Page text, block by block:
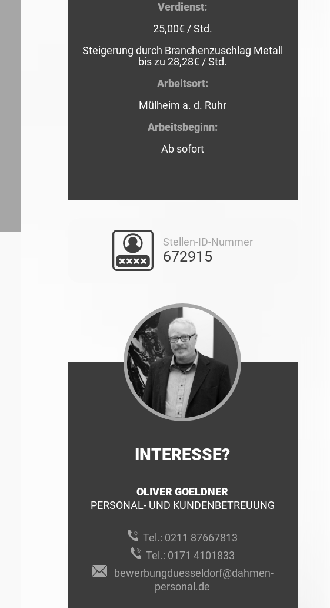
Verdienst:
25,00€ / Std.
Steigerung durch Branchenzuschlag Metall
bis zu 28,28€ / Std.
Arbeitsort:
Mülheim a. d. Ruhr
Arbeitsbeginn:
Ab sofort
Stellen-ID-Nummer
672915
INTERESSE?
OLIVER GOELDNER
PERSONAL- UND KUNDENBETREUUNG
Tel.: 0211 87667813
Tel.: 0171 4101833
bewerbungduesseldorf@dahmen-
personal.de